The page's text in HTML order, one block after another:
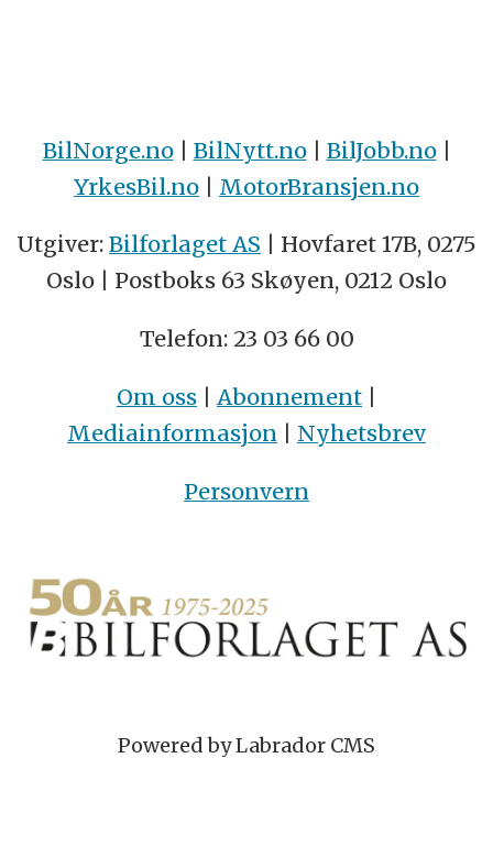
BilNorge.no| BilNytt.no| BilJobb.no|
YrkesBil.no | MotorBransjen.no
Utgiver: Bilforlaget AS | Hovfaret 17B, 0275
Oslo | Postboks 63 Skøyen, 0212 Oslo
Telefon: 23 03 66 00
Om oss Abonnement
Mediainformasjon
Nyhetsbrev
Personvern
Powered by Labrador CMS